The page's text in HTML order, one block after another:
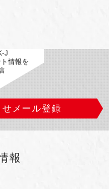
J
情報を
メール登録
報